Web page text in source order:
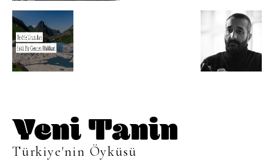
Türkiye'nin Öyküsü